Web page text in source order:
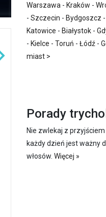
Warszawa - Kraków -
- Szczecin - Bydgoszcz -
Katowice - Białystok -
- Kielce - Toruń - Łódź -
miast >
Porady
Nie zwlekaj z
każdy dzień jest ważny
włosów. Więcej »